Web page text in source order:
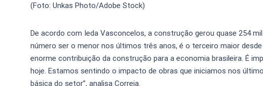
(Foto: Unkas Photo/Adobe Stock)
De acordo com Ieda Vasconcelos, a construção gerou quase 254
número ser o menor nos últimos três anos, é o terceiro maior
enorme contribuição da construção para a economia brasileira. É
hoje. Estamos sentindo o impacto de obras que iniciamos nos
básica do setor”, analisa Correia.